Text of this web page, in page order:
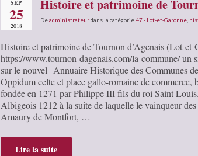
SEP
25
2018
Histoire et patrimoine de
Deadministrateurdans la catégorie47 - Lot-et-Garonne
Histoire et patrimoine de Tournon d’Agenais (Lot-et-
https://www.tournon-dagenais.com/la-commune/ un
sur le nouvel Annuaire Historique des Communes
Oppidum celte et place gallo-romaine de commerce,
fondée en 1271 par Philippe III fils du roi Saint
Albigeois 1212 à la suite de laquelle le vainqueur
Amaury de Montfort, …
Lire la suite